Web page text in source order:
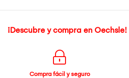
¡Descubre y compra en Oechsle!
Compra fácil y seguro